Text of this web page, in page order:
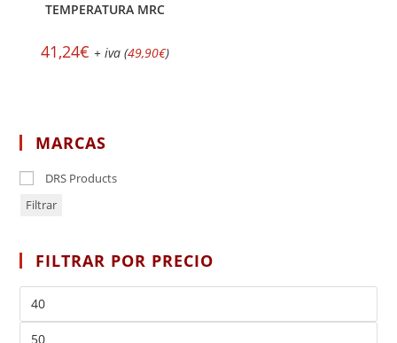
TEMPERATURA MRC
41,24€ + iva (49,90€)
MARCAS
DRS Products
Filtrar
FILTRAR POR PRECIO